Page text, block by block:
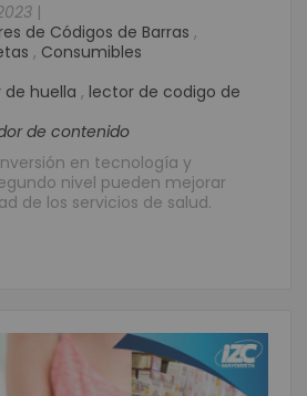
|
de Códigos de Barras ,
, Consumibles
huella , lector de codigo de
de contenido
en tecnología y
nivel pueden mejorar
de los servicios de salud.